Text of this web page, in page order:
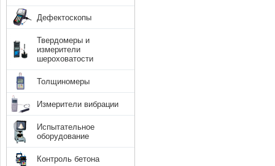
Дефектоскопы
Твердомеры и
измерители
шероховатости
Толщиномеры
Измерители вибрации
Испытательное
оборудование
Контроль бетона